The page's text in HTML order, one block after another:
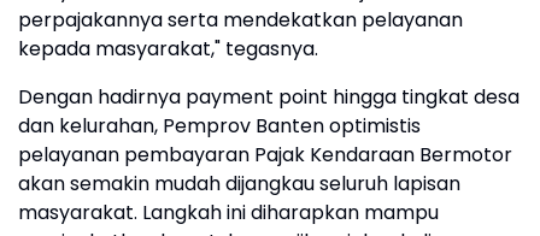
perpajakannya serta mendekatkan pelayanan
kepada masyarakat," tegasnya.
Dengan hadirnya payment point hingga tingkat desa
dan kelurahan, Pemprov Banten optimistis
pelayanan pembayaran Pajak Kendaraan Bermotor
akan semakin mudah dijangkau seluruh lapisan
masyarakat. Langkah ini diharapkan mampu